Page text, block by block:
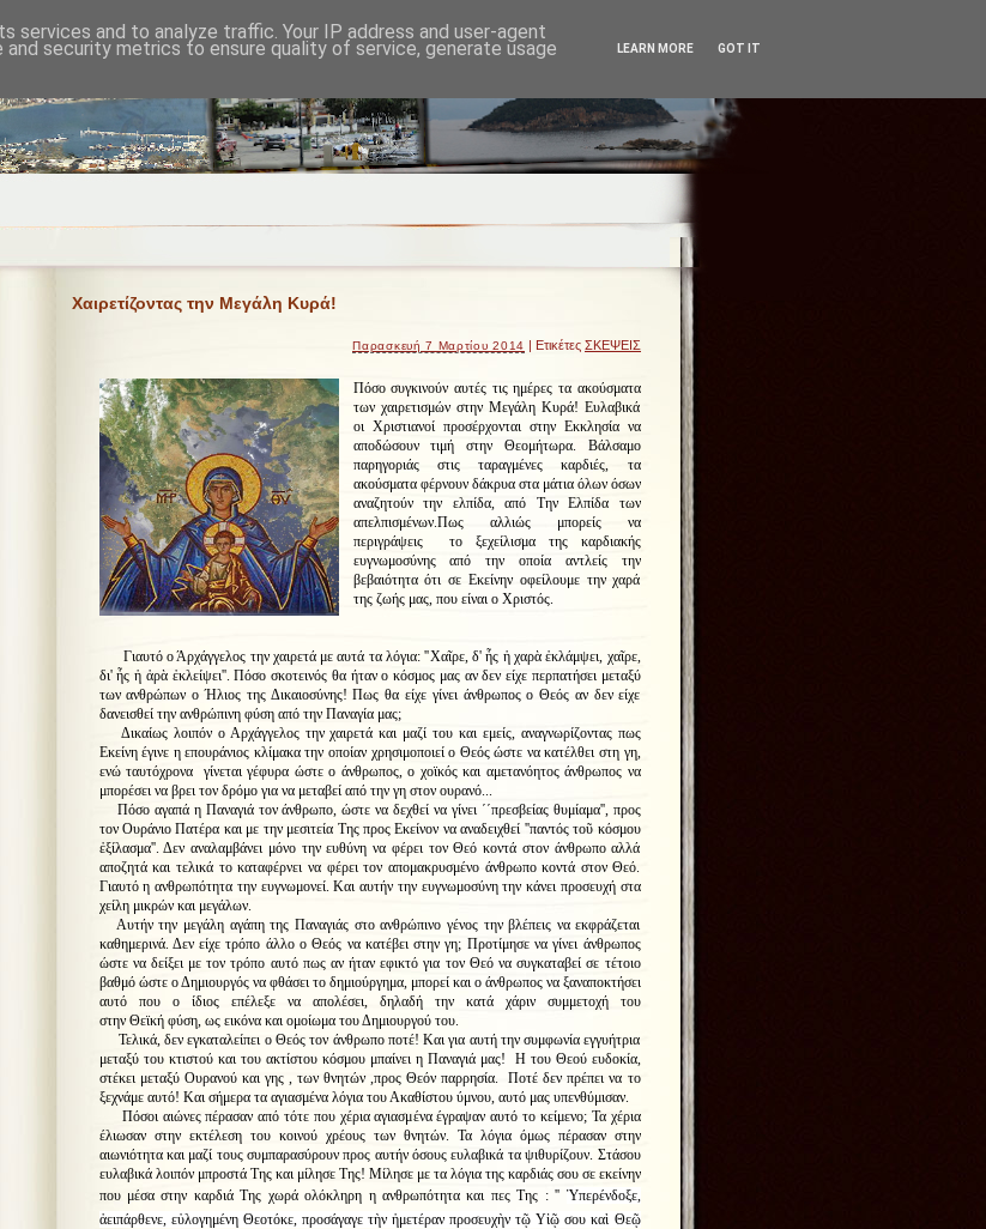
Χαιρετίζοντας την Μεγάλη Κυρά!
Παρασκευή 7 Μαρτίου 2014 | Ετικέτες ΣΚΕΨΕΙΣ
Πόσο συγκινούν αυτές τις ημέρες τα ακούσματα
των χαιρετισμών στην Μεγάλη Κυρά! Ευλαβικά
οι Χριστιανοί προσέρχονται στην Εκκλησία να
αποδώσουν τιμή στην Θεομήτωρα. Βάλσαμο
παρηγοριάς στις ταραγμένες καρδιές, τα
ακούσματα φέρνουν δάκρυα στα μάτια όλων όσων
αναζητούν την ελπίδα, από Την Ελπίδα των
απελπισμένων.Πως αλλιώς μπορείς να
περιγράψεις το ξεχείλισμα της καρδιακής
ευγνωμοσύνης από την οποία αντλείς την
βεβαιότητα ότι σε Εκείνην οφείλουμε την χαρά
της ζωής μας, που είναι ο Χριστός.
Γιαυτό ο Άρχάγγελος την χαιρετά με αυτά τα λόγια: ''Χαῖρε, δ' ἧς ἡ χαρὰ ἐκλάμψει, χαῖρε,
δι' ἧς ἡ ἀρὰ ἐκλείψει''. Πόσο σκοτεινός θα ήταν ο κόσμος μας αν δεν είχε περπατήσει μεταξύ
των ανθρώπων ο Ήλιος της Δικαιοσύνης! Πως θα είχε γίνει άνθρωπος ο Θεός αν δεν είχε
δανεισθεί την ανθρώπινη φύση από την Παναγία μας;
Δικαίως λοιπόν ο Αρχάγγελος την χαιρετά και μαζί του και εμείς, αναγνωρίζοντας πως
Εκείνη έγινε η επουράνιος κλίμακα την οποίαν χρησιμοποιεί ο Θεός ώστε να κατέλθει στη γη,
ενώ ταυτόχρονα γίνεται γέφυρα ώστε ο άνθρωπος, ο χοϊκός και αμετανόητος άνθρωπος να
μπορέσει να βρει τον δρόμο για να μεταβεί από την γη στον ουρανό...
Πόσο αγαπά η Παναγιά τον άνθρωπο, ώστε να δεχθεί να γίνει ΄΄πρεσβείας θυμίαμα'', προς
τον Ουράνιο Πατέρα και με την μεσιτεία Της προς Εκείνον να αναδειχθεί ''παντός τοῦ κόσμου
ἐξίλασμα''. Δεν αναλαμβάνει μόνο την ευθύνη να φέρει τον Θεό κοντά στον άνθρωπο αλλά
αποζητά και τελικά το καταφέρνει να φέρει τον απομακρυσμένο άνθρωπο κοντά στον Θεό.
Γιαυτό η ανθρωπότητα την ευγνωμονεί. Και αυτήν την ευγνωμοσύνη την κάνει προσευχή στα
χείλη μικρών και μεγάλων.
Αυτήν την μεγάλη αγάπη της Παναγιάς στο ανθρώπινο γένος την βλέπεις να εκφράζεται
καθημερινά. Δεν είχε τρόπο άλλο ο Θεός να κατέβει στην γη; Προτίμησε να γίνει άνθρωπος
ώστε να δείξει με τον τρόπο αυτό πως αν ήταν εφικτό για τον Θεό νασυγκαταβεί σε τέτοιο
βαθμό ώστε ο Δημιουργός να φθάσει το δημιούργημα, μπορεί και ο άνθρωπος να ξαναποκτήσει
αυτό που ο ίδιος επέλεξε να απολέσει, δηλαδή την κατά χάριν συμμετοχή του
στην Θεϊκή φύση, ως εικόνα και ομοίωμα του Δημιουργού του.
Τελικά, δεν εγκαταλείπει ο Θεός τον άνθρωπο ποτέ! Και για αυτή την συμφωνία εγγυήτρια
μεταξύ του κτιστού και του ακτίστου κόσμου μπαίνει η Παναγιά μας! Η του Θεού ευδοκία,
στέκει μεταξύ Ουρανού και γης , των θνητών ,προς Θεόν παρρησία. Ποτέ δεν πρέπει να το
ξεχνάμε αυτό! Και σήμερα τα αγιασμένα λόγια του Ακαθίστου ύμνου, αυτό μας υπενθύμισαν.
Πόσοι αιώνες πέρασαν από τότε που χέρια αγιασμένα έγραψαν αυτό το κείμενο; Τα χέρια
έλιωσαν στην εκτέλεση του κοινού χρέους των θνητών. Τα λόγια όμως πέρασαν στην
αιωνιότητα και μαζί τους συμπαρασύρουν προς αυτήν όσους ευλαβικά τα ψιθυρίζουν. Στάσου
ευλαβικά λοιπόν μπροστά Της και μίλησε Της! Μίλησε με τα λόγια της καρδιάς σου σε εκείνην
που μέσα στην καρδιά Της χωρά ολόκληρη η ανθρωπότητα και πες Της : '' Ὑπερένδοξε,
ἀειπάρθενε, εὐλογημένη Θεοτόκε, προσάγαγε τὴν ἡμετέραν προσευχὴν τῷ Υἱῷ σου καὶ Θεῷ
services and to analyze traffic. Your IP address and user-agent
security metrics to ensure quality of service, generate usage LEARN MORE GOT IT